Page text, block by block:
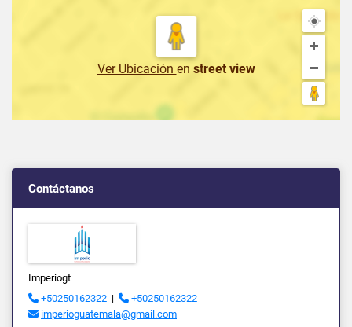
Ver Ubicación en street view
Contáctanos
Imperiogt
+50250162322 |
+50250162322
imperioguatemala@gmail.com